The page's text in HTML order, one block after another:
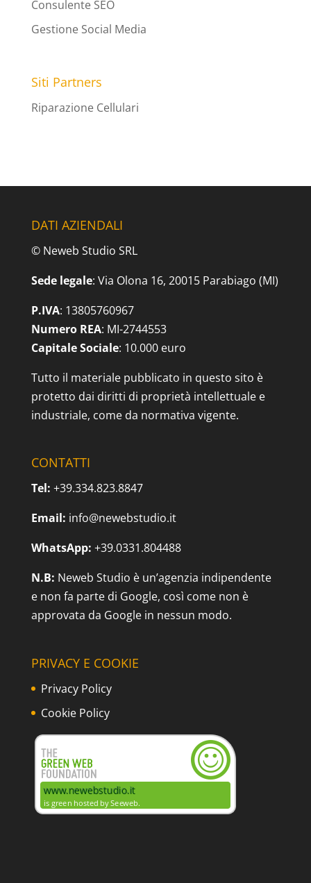
Consulente SEO
Gestione Social Media
Siti Partners
Riparazione Cellulari
DATI AZIENDALI
© Neweb Studio SRL
Sede legale: Via Olona 16, 20015 Parabiago (MI)
P.IVA: 13805760967
Numero REA: MI-2744553
Capitale Sociale: 10.000 euro
Tutto il materiale pubblicato in questo sito è
protetto dai diritti di proprietà intellettuale e
industriale, come da normativa vigente.
CONTATTI
Tel: +39.334.823.8847
Email: info@newebstudio.it
WhatsApp: +39.0331.804488
N.B: Neweb Studio è un’agenzia indipendente
e non fa parte di Google, così come non è
approvata da Google in nessun modo.
PRIVACY E COOKIE
Privacy Policy
Cookie Policy